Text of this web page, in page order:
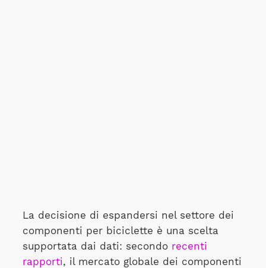
La decisione di espandersi nel settore dei
componenti per biciclette è una scelta
supportata dai dati: secondorecenti
rapporti, il mercato globale dei componenti